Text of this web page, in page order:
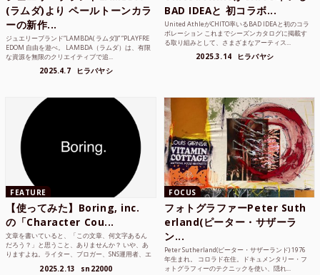
(ラムダ)より ペールトーンカラ
ーの新作...
ジュエリーブランド“LAMBDA( ラムダ))” “PLAYFRE
EDOM 自由を遊べ。 LAMBDA（ラムダ）は、有限
な資源を無限のクリエイティブで追...
2025.4.7 ヒラバヤシ
BAD IDEAと 初コラボ...
United AthleがCHITO率いるBAD IDEAと初のコラ
ボレーション これまでシーズンカタログに掲載す
る取り組みとして、さまざまなアーティス...
2025.3.14 ヒラバヤシ
FEATURE
【使ってみた】Boring, inc.
の「Character Cou...
文章を書いていると、「この文章、何文字あるん
だろう？」と思うこと、ありませんか？ いや、あ
りますよね。ライター、ブロガー、SNS運用者、エ
2025.2.13 sn22000
FOCUS
フォトグラファーPeter Suth
erland(ピーター・サザーラ
ン...
Peter Sutherland(ピーター・サザーランド) 1976
年生まれ。 コロラド在住。ドキュメンタリー・フ
ォトグラフィーのテクニックを使い、隠れ...